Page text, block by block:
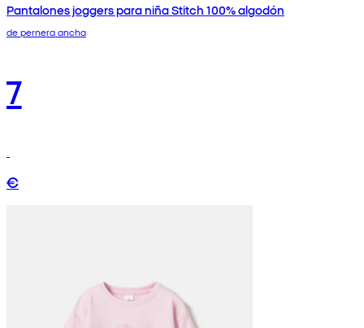
Pantalones joggers para niña Stitch 100% algodón
de pernera ancha
7
€